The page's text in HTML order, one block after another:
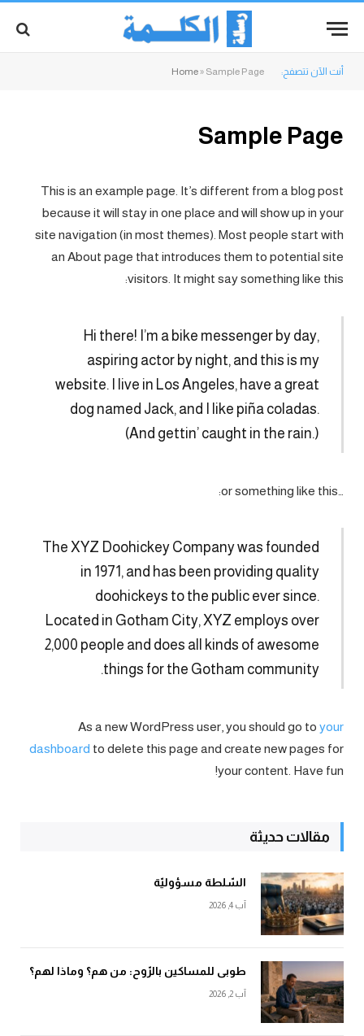
أنت الآن تتصفح: Home» Sample Page
Sample Page
This is an example page. It’s different from a blog post
because it will stay in one place and will show up in your
site navigation (in most themes). Most people start with
an About page that introduces them to potential site
visitors. It might say something like this:
Hi there! I’m a bike messenger by day,
aspiring actor by night, and this is my
website. I live in Los Angeles, have a great
dog named Jack, and I like piña coladas.
(And gettin’ caught in the rain.)
The XYZ Doohickey Company was founded
in 1971, and has been providing quality
doohickeys to the public ever since.
Located in Gotham City, XYZ employs over
2,000 people and does all kinds of awesome
things for the Gotham community.
As a new WordPress user, you should go to your
dashboard to delete this page and create new pages for
your content. Have fun!
مقالات حديثة
السّلطة مسؤوليّة
آب 4, 2026
طوبى للمساكين بالرّوح: من هم؟ وماذا لهم؟
آب 2, 2026